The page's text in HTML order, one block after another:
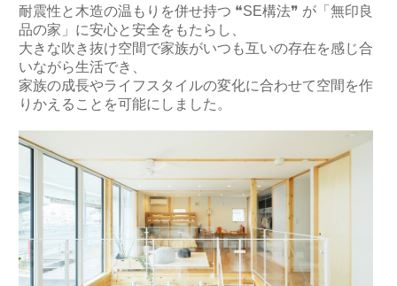
耐震性と木造の温もりを併せ持つ ❝SE構法❞ が「無印良
品の家」に安心と安全をもたらし、
大きな吹き抜け空間で家族がいつも互いの存在を感じ合
いながら生活でき、
家族の成長やライフスタイルの変化に合わせて空間を作
りかえることを可能にしました。